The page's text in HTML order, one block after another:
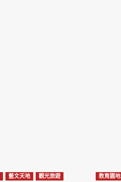
藝文天地 觀光旅遊 教育園地